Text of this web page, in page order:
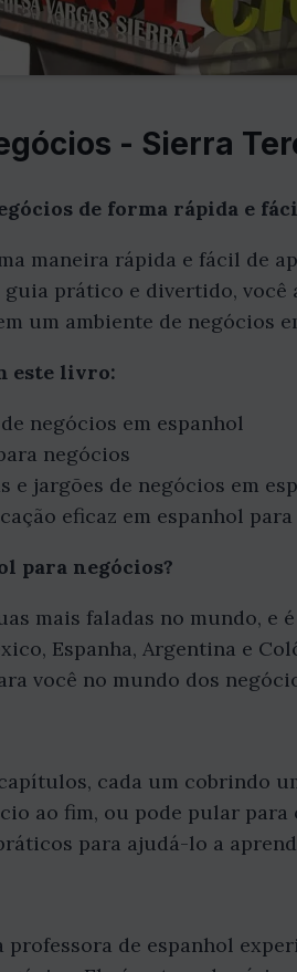
- Sierra
de forma rápida e
maneira rápida e fácil de
prático e divertido,
um ambiente de negócios
este livro:
negócios em espanhol
negócios
e jargões de negócios em
eficaz em espanhol
para negócios?
mais faladas no mundo,
Espanha, Argentina e
você no mundo dos
cada um cobrindo
ao fim, ou pode pular
para ajudá-lo a
professora de espanhol